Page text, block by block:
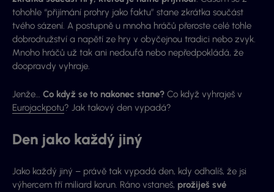
tohohle “přijímání prohry jako faktu” stane zkrátka součást
tvého sázení. A postupně u mnoha hráčů přeroste celé tohle
dobrodružství a napětí ze hry v obyčejnou tradici nebo zvyk.
Mnoho hráčů už tak ani nedoufá nebo nepředpokládá, že
doopravdy vyhraje.
Jenže… Co když se to nakonec stane? Co když vyhraješ v
Eurojackpotu? Jak takový den vypadá?
Den jako každý jiný
Jako každý jiný – právě tak vypadá den, kdy odhalíš, že jsi
výhercem tří miliard korun. Ráno vstaneš, prožiješ své